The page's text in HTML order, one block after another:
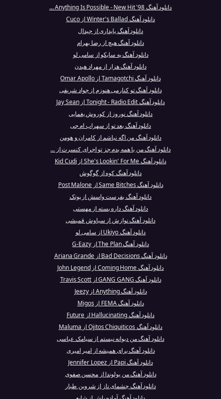
دانلود آهنگ Anything Is Possible - New Hit '98 ...
دانلود آهنگ Winter's Ballad از Cuco
دانلود آهنگ پایداری از جیدال
دانلود آهنگ هیچ از رضا بهرام
دانلود آهنگ یه سایکو از سامی لو
دانلود آهنگ هزار از مهراد هیدن
دانلود آهنگ Tamagotchi از Omar Apollo
دانلود آهنگ تو کنارمی هنوزم از جواد شریفی
دانلود آهنگ Tonight - Radio Edit از Jay Sean
دانلود آهنگ نوروز از کوروش یغمایی
دانلود آهنگ بعد تو از سهراب ام جی
دانلود آهنگ من اگه نباشم از کامران و هومن
دانلود آهنگ من با همه بدم جز تو اجرای کنسرت از ...
دانلود آهنگ She's Lookin' For Me از Kid Cudi
دانلود آهنگ کوه از گوگوش
دانلود آهنگ Same Bitches از Post Malone
دانلود آهنگ بفرست واسش از پوتک
دانلود آهنگ داره بسته از مهستی
دانلود آهنگ نوازش از سیاوش قمیشی
دانلود آهنگ Ukiyo از سامی لو
دانلود آهنگ The Plan از G-Eazy
دانلود آهنگ Bad Decisions از Ariana Grande
دانلود آهنگ Coming Home از John Legend
دانلود آهنگ GANG GANG از Travis Scott
دانلود آهنگ Anything از Jeezy
دانلود آهنگ FEMA از Migos
دانلود آهنگ Hallucinating از Future
دانلود آهنگ Ojitos Chiquiticos از Maluma
دانلود آهنگ من دیوانه نیستم از سیامک عباسی
دانلود آهنگ برای همیشه از امیر امیری
دانلود آهنگ Papi از Jennifer Lopez
دانلود آهنگ من یولوندا از محسن صفوی
دانلود آهنگ چشمای ناز از شروین طبار